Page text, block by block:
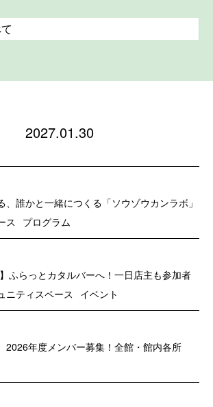
2027.01.30
、誰かと一緒につくる「ソウゾウカンラボ」
ス
プログラム
ふらっとカタルバーへ！一日店主も参加者
ニティスペース イベント
年度メンバー募集！ 全館・館内各所